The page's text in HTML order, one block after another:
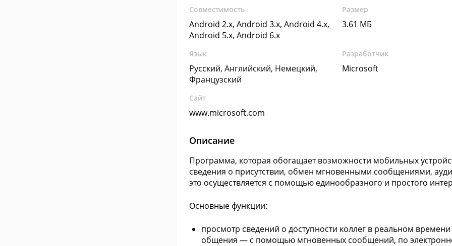
Совместимость
Android 2.x, Android 3.x, Android 4.x,
Android 5.x, Android 6.x
Размер
3.61 МБ
Язык
Русский, Английский, Немецкий,
Французский
Разработчик
Microsoft
Сайт
www.microsoft.com
Описание
Программа, которая обогащает возможности мобильных
сведения о присутствии, обмен мгновенными сообщениями,
это осуществляется с помощью единообразного и простого
Основные функции:
просмотр сведений о доступности коллег в реальном
общения — с помощью мгновенных сообщений, по